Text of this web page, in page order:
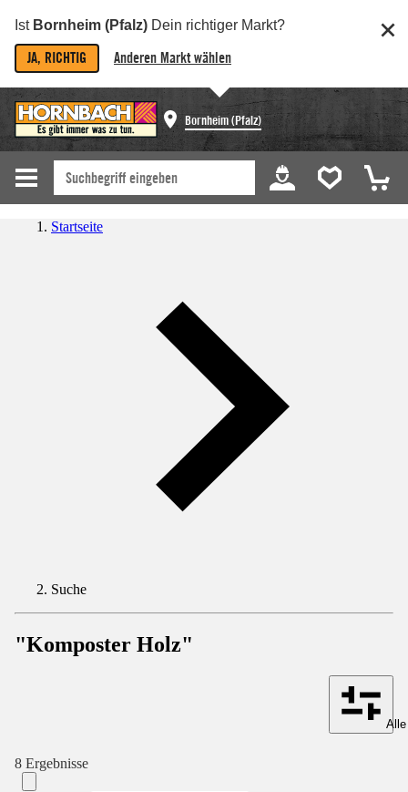
Ist Bornheim (Pfalz) Dein richtiger Markt?
JA, RICHTIG Anderen Markt wählen
Bornheim (Pfalz)
Startseite
Suche
"Komposter Holz"
8 Ergebnisse